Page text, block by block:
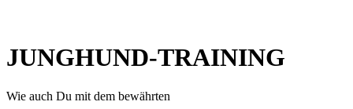
JUNGHUND-TRAINING
Wie auch Du mit dem bewährten